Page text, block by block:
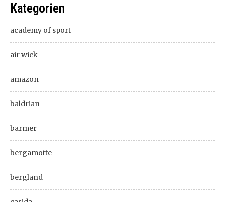
Kategorien
academy of sport
air wick
amazon
baldrian
barmer
bergamotte
bergland